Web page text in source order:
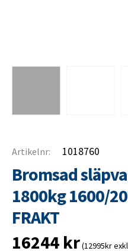
Artikelnr: 1018760
Bromsad
1800kg 1600/
FRAKT
16244 kr(12995kr